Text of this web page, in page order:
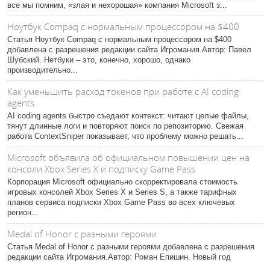
все мы помним, «злая и нехорошая» компания Microsoft з...
Ноутбук Compaq с нормальным процессором на $400
Статья Ноутбук Compaq с нормальным процессором на $400
добавлена с разрешения редакции сайта Игромания.Автор: Павел
Шубский. Нетбуки – это, конечно, хорошо, однако
производительно...
Как уменьшить расход токенов при работе с AI coding
agents
AI coding agents быстро съедают контекст: читают целые файлы,
тянут длинные логи и повторяют поиск по репозиторию. Свежая
работа ContextSniper показывает, что проблему можно решать...
Microsoft объявила об официальном повышении цен на
консоли Xbox Series X и подписку Game Pass
Корпорация Microsoft официально скорректировала стоимость
игровых консолей Xbox Series X и Series S, а также тарифных
планов сервиса подписки Xbox Game Pass во всех ключевых
регион...
Medal of Honor с разными героями
Статья Medal of Honor с разными героями добавлена с разрешения
редакции сайта Игромания.Автор: Роман Епишин. Новый год